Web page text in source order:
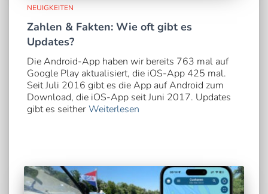
NEUIGKEITEN
Zahlen & Fakten: Wie oft gibt es
Updates?
Die Android-App haben wir bereits 763 mal auf
Google Play aktualisiert, die iOS-App 425 mal.
Seit Juli 2016 gibt es die App auf Android zum
Download, die iOS-App seit Juni 2017. Updates
gibt es seither Weiterlesen